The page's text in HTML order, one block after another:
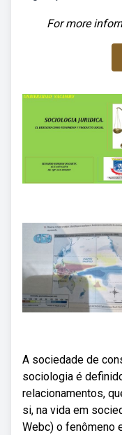
For more
A sociedade de
sociologia é
relacionamentos,
si, na vida em
Webc) o fenômeno